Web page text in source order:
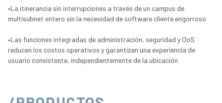
•La itinerancia sin interrupciones a través de un campus de
multisubnet entero sin la necesidad de software cliente engorroso
•Las funciones integradas de administración, seguridad y QoS
reducen los costos operativos y garantizan una experiencia de
usuario consistente, independientemente de la ubicación